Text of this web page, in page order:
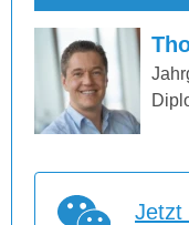
Jetzt